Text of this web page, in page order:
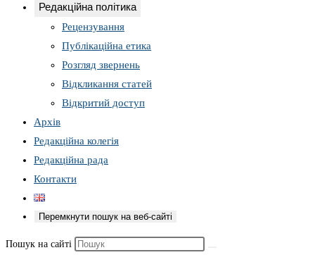
Редакційна політика
Рецензування
Публікаційна етика
Розгляд звернень
Відкликання статей
Відкритий доступ
Архів
Редакційна колегія
Редакційна рада
Контакти
Перемкнути пошук на веб-сайті
Пошук на сайті